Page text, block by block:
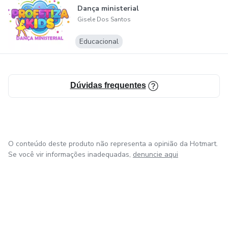
relação entre a dança e a tricotomia (corpo, alma e
espírito), o material proporciona uma reflexão mais
profunda sobre o propósito e a conexão com algo maior na
Dança ministerial
Gisele Dos Santos
Educacional
Dúvidas frequentes
O conteúdo deste produto não representa a opinião da Hotmart.
Se você vir informações inadequadas, denuncie aqui